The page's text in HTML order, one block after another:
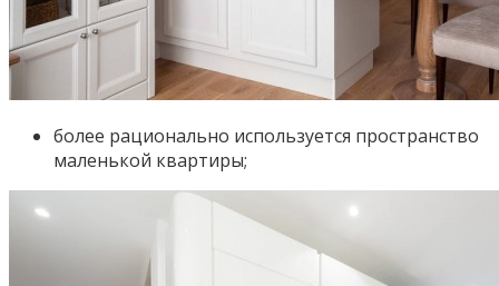
более рационально используется пространство
маленькой квартиры;